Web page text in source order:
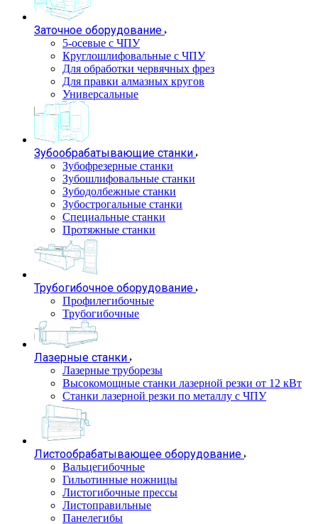
Заточное оборудование
5-осевые с ЧПУ
Круглошлифовальные с ЧПУ
Для обработки червячных фрез
Для правки алмазных кругов
Универсальные
Зубообрабатывающие станки
Зубофрезерные станки
Зубошлифовальные станки
Зубодолбежные станки
Зубострогальные станки
Специальные станки
Протяжные станки
Трубогибочное оборудование
Профилегибочные
Трубогибочные
Лазерные станки
Лазерные труборезы
Высокомощные станки лазерной резки от 12 кВт
Станки лазерной резки по металлу с ЧПУ
Листообрабатывающее оборудование
Вальцегибочные
Гильотинные ножницы
Листогибочные прессы
Листоправильные
Панелегибы